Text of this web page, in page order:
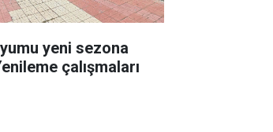
yeni sezona
çalışmaları